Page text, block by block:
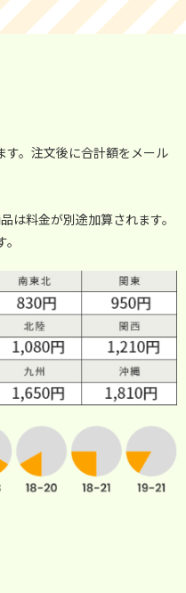
。注文後に合計額をメール
料金が別途加算されます。